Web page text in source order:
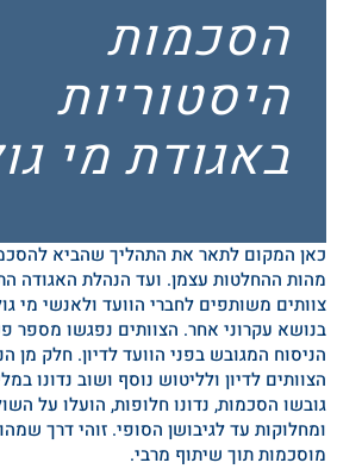
הסכמות
היסטוריות
באגודת מי
כאן המקום לתאר את התהליך שהביא
מהות ההחלטות עצמן. ועד הנהלת האגודה
צוותים משותפים לחברי הוועד ולאנשי מי
בנושא עקרוני אחר. הצוותים נפגשו מספר
הניסוח המגובש בפני הוועד לדיון. חלק מן
הצוותים לדיון ולליטוש נוסף ושוב נדונו
גובשו הסכמות, נדונו חלופות, הועלו על
ומחלוקות עד לגיבושן הסופי. זוהי דרך
מוסכמות תוך שיתוף מרבי.